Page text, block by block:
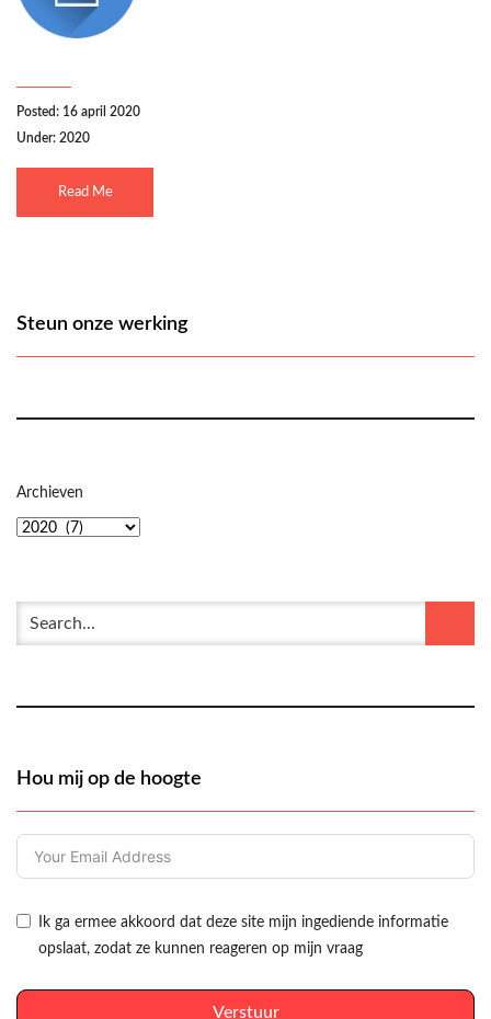
Posted: 16 april 2020
Under: 2020
Read Me
Steun onze werking
Archieven
Hou mij op de hoogte
Ik ga ermee akkoord dat deze site mijn ingediende informatie
opslaat, zodat ze kunnen reageren op mijn vraag
Verstuur